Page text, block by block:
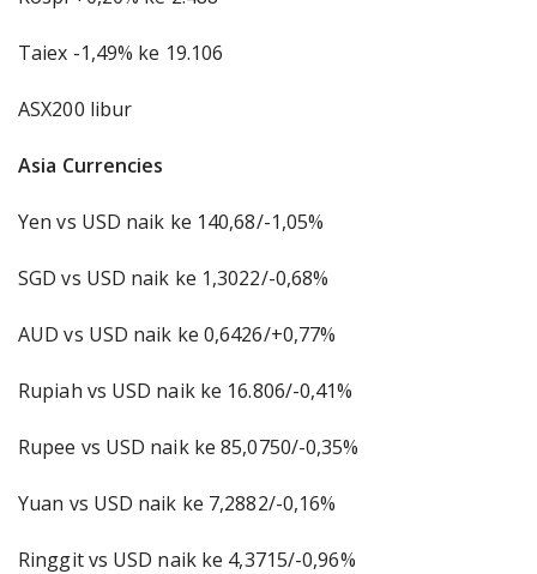
Taiex -1,49% ke 19.106
ASX200 libur
Asia Currencies
Yen vs USD naik ke 140,68/-1,05%
SGD vs USD naik ke 1,3022/-0,68%
AUD vs USD naik ke 0,6426/+0,77%
Rupiah vs USD naik ke 16.806/-0,41%
Rupee vs USD naik ke 85,0750/-0,35%
Yuan vs USD naik ke 7,2882/-0,16%
Ringgit vs USD naik ke 4,3715/-0,96%